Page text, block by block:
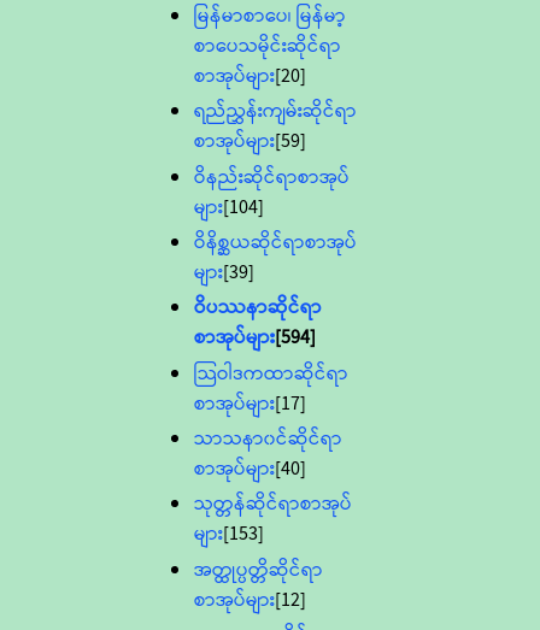
မြန်မာစာပေ၊ မြန်မာ့
စာပေသမိုင်းဆိုင်ရာ
စာအုပ်များ[20]
ရည်ညွှန်းကျမ်းဆိုင်ရာ
စာအုပ်များ[59]
ဝိနည်းဆိုင်ရာစာအုပ်
များ[104]
ဝိနိစ္ဆယဆိုင်ရာစာအုပ်
များ[39]
ဝိပဿနာဆိုင်ရာ
စာအုပ်များ[594]
သြဝါဒကထာဆိုင်ရာ
စာအုပ်များ[17]
သာသနာ၀င်ဆိုင်ရာ
စာအုပ်များ[40]
သုတ္တန်ဆိုင်ရာစာအုပ်
များ[153]
အတ္ထုပ္ပတ္တိဆိုင်ရာ
စာအုပ်များ[12]